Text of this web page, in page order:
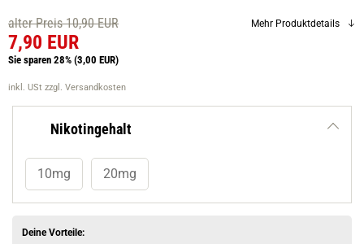
alter Preis 10,90 EUR
7,90 EUR
Sie sparen 28% (3,00 EUR)
inkl. USt zzgl. Versandkosten
Mehr Produktdetails
Nikotingehalt
10mg 20mg
Deine Vorteile: